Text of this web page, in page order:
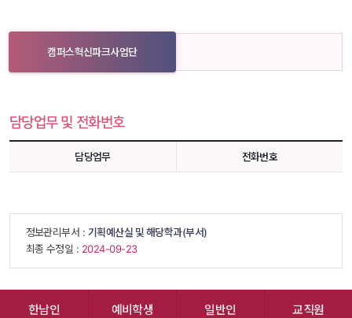
캠퍼스혁신파크사업단
담당업무 및 전화번호
담당업무 전화번호
정보관리부서 : 기획예산실 및 해당학과(부서)
최종 수정일 : 2024-09-23
한남인 예비학생 일반인 교직원